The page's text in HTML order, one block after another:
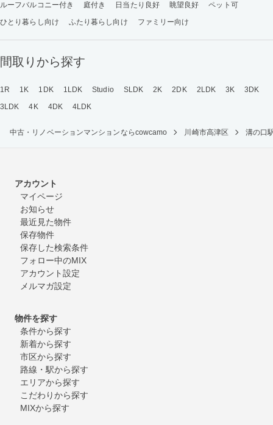
ルーフバルコニー付き 庭付き 日当たり良好 眺望良好
ペット可
ひとり暮らし向け
ふたり暮らし向け ファミリー向け
間取りから探す
1R 1K 1DK 1LDK Studio SLDK 2K 2DK 2LDK 3K
3DK
3LDK
4K 4DK 4LDK
中古・リノベーションマンションならcowcamo 川崎市高津区 溝の口
アカウント
マイページ
お知らせ
最近見た物件
保存物件
保存した検索条件
フォロー中のMIX
アカウント設定
メルマガ設定
物件を探す
条件から探す
新着から探す
市区から探す
路線・駅から探す
エリアから探す
こだわりから探す
MIXから探す